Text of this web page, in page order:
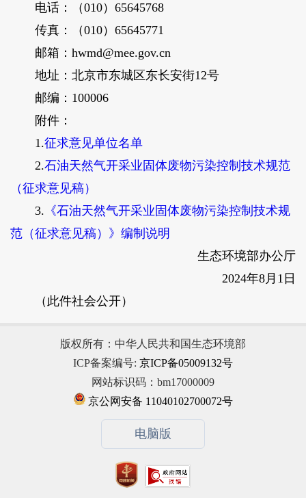
电话：（010）65645768
传真：（010）65645771
邮箱：hwmd@mee.gov.cn
地址：北京市东城区东长安街12号
邮编：100006
附件：
1.征求意见单位名单
2.石油天然气开采业固体废物污染控制技术规范
（征求意见稿）
3. 《石油天然气开采业固体废物污染控制技术规
范（征求意见稿）》编制说明
生态环境部办公厅
2024年8月1日
（此件社会公开）
版权所有：中华人民共和国生态环境部
ICP备案编号: 京ICP备05009132号
网站标识码：bm17000009
京公网安备 11040102700072号
电脑版